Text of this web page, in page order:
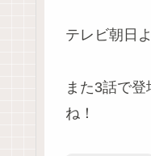
テレビ朝日
また3話で
ね！